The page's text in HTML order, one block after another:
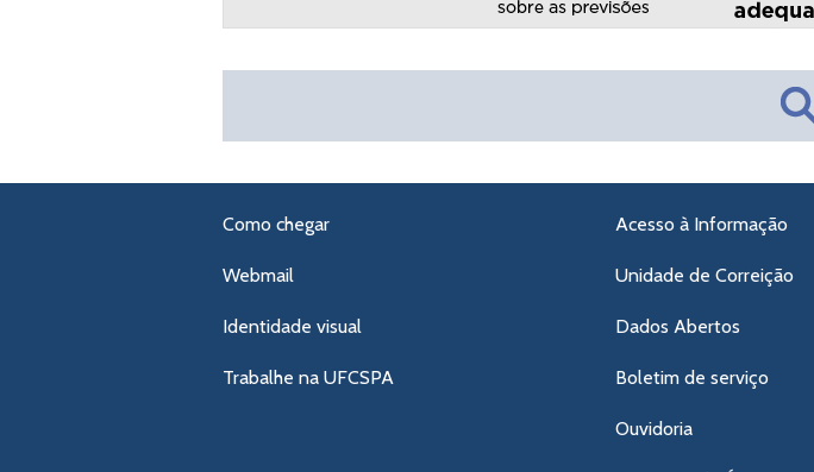
Como chegar
Webmail
Identidade visual
Trabalhe na UFCSPA
Acesso à Informação
Unidade de Correição
Dados Abertos
Boletim de serviço
Ouvidoria